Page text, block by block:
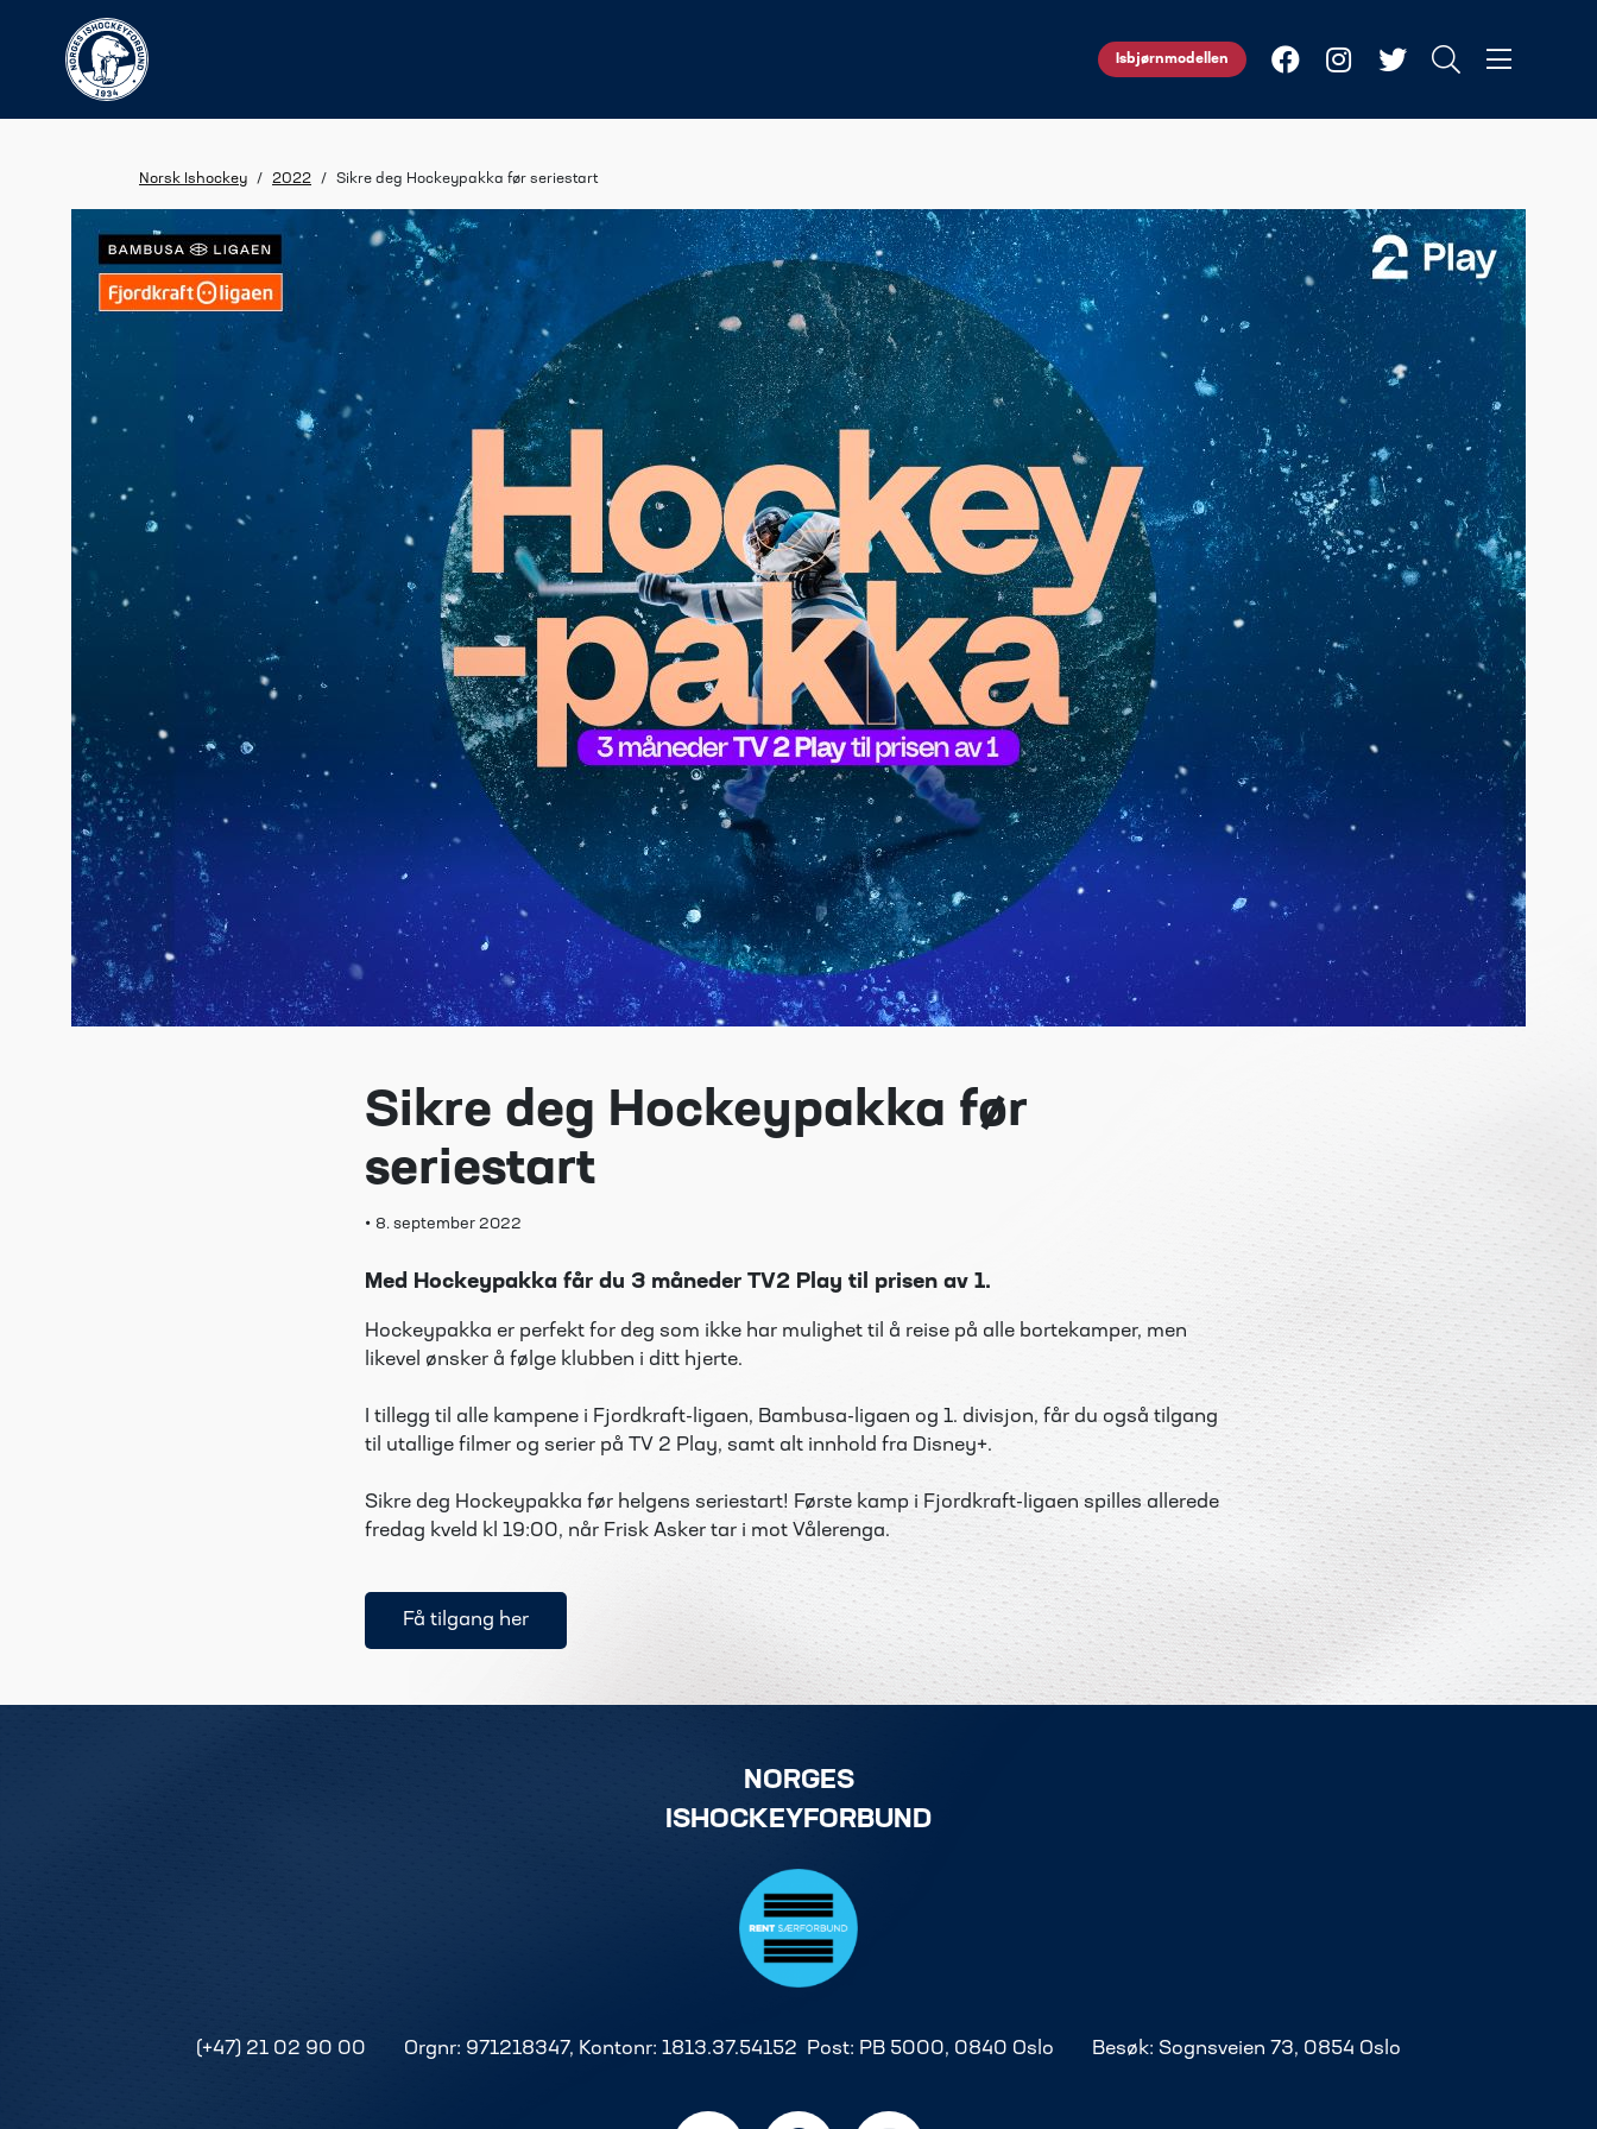
Isbjørnmodellen
Norsk Ishockey / 2022 / Sikre deg Hockeypakka før seriestart
Sikre deg Hockeypakka før
seriestart
• 8. september 2022
Med Hockeypakka får du 3 måneder TV2 Play til prisen av 1.
Hockeypakka er perfekt for deg som ikke har mulighet til å reise på alle bortekamper, men
likevel ønsker å følge klubben i ditt hjerte.
I tillegg til alle kampene i Fjordkraft-ligaen, Bambusa-ligaen og 1. divisjon, får du også tilgang
til utallige filmer og serier på TV 2 Play, samt alt innhold fra Disney+.
Sikre deg Hockeypakka før helgens seriestart! Første kamp i Fjordkraft-ligaen spilles allerede
fredag kveld kl 19:00, når Frisk Asker tar i mot Vålerenga.
Få tilgang her
NORGES
ISHOCKEYFORBUND
(+47) 21 02 90 00 Orgnr: 971218347, Kontonr: 1813.37.54152 Post: PB 5000, 0840 Oslo Besøk: Sognsveien 73, 0854 Oslo